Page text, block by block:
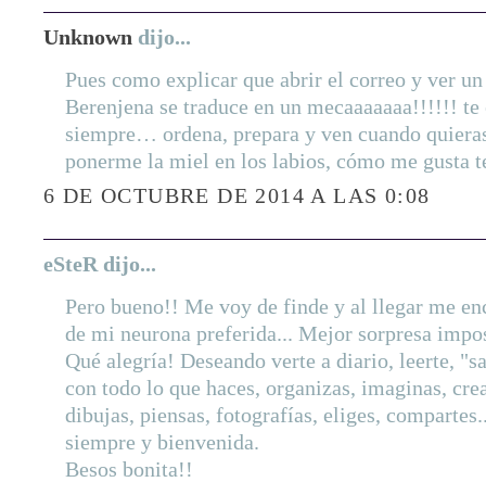
Unknown dijo...
Pues como explicar que abrir el correo y ver
Berenjena se traduce en un mecaaaaaaa!!!!!! te
siempre… ordena, prepara y ven cuando
ponerme la miel en los labios, cómo me gusta
6 DE OCTUBRE DE 2014 A LAS 0:08
eSteR dijo...
Pero bueno!! Me voy de finde y al llegar me
de mi neurona preferida... Mejor sorpresa
Qué alegría! Deseando verte a diario, leerte,
con todo lo que haces, organizas, imaginas,
dibujas, piensas, fotografías, eliges,
siempre y bienvenida.
Besos bonita!!